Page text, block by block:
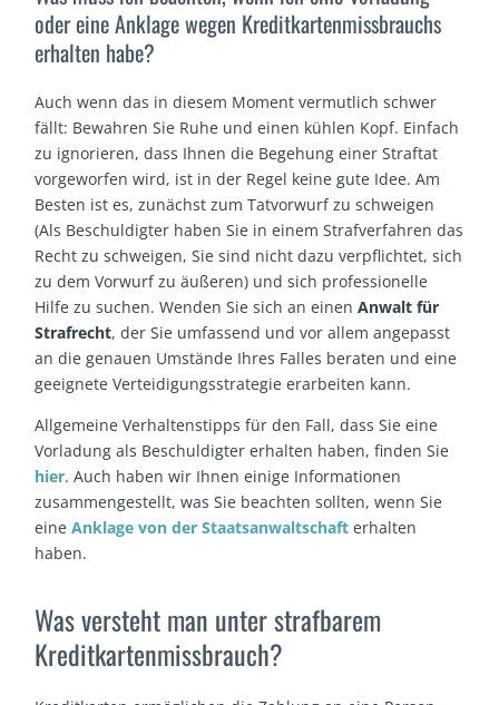
oder eine Anklage wegen Kreditkartenmissbrauchs
erhalten habe?
Auch wenn das in diesem Moment vermutlich schwer
fällt: Bewahren Sie Ruhe und einen kühlen Kopf. Einfach
zu ignorieren, dass Ihnen die Begehung einer Straftat
vorgeworfen wird, ist in der Regel keine gute Idee. Am
Besten ist es, zunächst zum Tatvorwurf zu schweigen
(Als Beschuldigter haben Sie in einem Strafverfahren das
Recht zu schweigen, Sie sind nicht dazu verpflichtet, sich
zu dem Vorwurf zu äußeren) und sich professionelle
Hilfe zu suchen. Wenden Sie sich an einenAnwalt für
Strafrecht, der Sie umfassend und vor allem angepasst
an die genauen Umstände Ihres Falles beraten und eine
geeignete Verteidigungsstrategie erarbeiten kann.
Allgemeine Verhaltenstipps für den Fall, dass Sie eine
Vorladung als Beschuldigter erhalten haben, finden Sie
hier. Auch haben wir Ihnen einige Informationen
zusammengestellt, was Sie beachten sollten, wenn Sie
eineAnklage von der Staatsanwaltschaft erhalten
haben.
Was versteht man unter strafbarem
Kreditkartenmissbrauch?